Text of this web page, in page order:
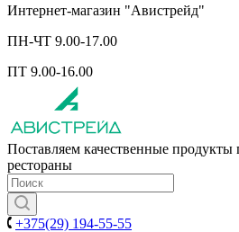
Интернет-магазин "Авистрейд"
ПН-ЧТ 9.00-17.00
ПТ 9.00-16.00
Поставляем качественные продукты
рестораны
+375(29) 194-55-55